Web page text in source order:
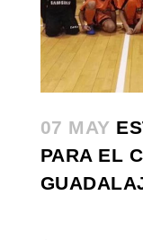
07 MAY
PARA EL